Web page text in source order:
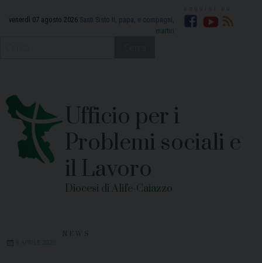
venerdì 07 agosto 2026 Santi Sisto II, papa, e compagni,
martiri
Ufficio per i
Problemi sociali e
il Lavoro
Diocesi di Alife-Caiazzo
8 APRILE 2020